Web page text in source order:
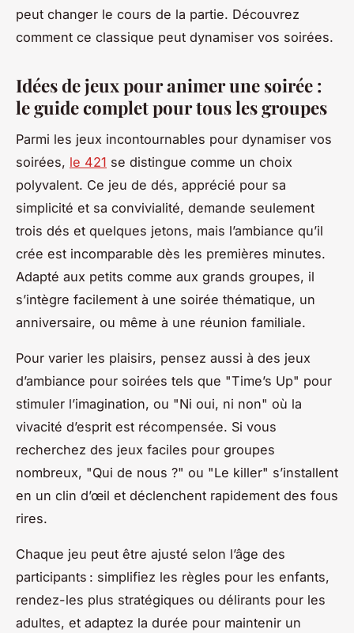
peut changer le cours de la partie. Découvrez
comment ce classique peut dynamiser vos soirées.
Idées de jeux pour animer une soirée :
le guide complet pour tous les groupes
Parmi les jeux incontournables pour dynamiser vos
soirées, le 421 se distingue comme un choix
polyvalent. Ce jeu de dés, apprécié pour sa
simplicité et sa convivialité, demande seulement
trois dés et quelques jetons, mais l’ambiance qu’il
crée est incomparable dès les premières minutes.
Adapté aux petits comme aux grands groupes, il
s’intègre facilement à une soirée thématique, un
anniversaire, ou même à une réunion familiale.
Pour varier les plaisirs, pensez aussi à des jeux
d’ambiance pour soirées tels que "Time’s Up" pour
stimuler l’imagination, ou "Ni oui, ni non" où la
vivacité d’esprit est récompensée. Si vous
recherchez des jeux faciles pour groupes
nombreux, "Qui de nous ?" ou "Le killer" s’installent
en un clin d’œil et déclenchent rapidement des fous
rires.
Chaque jeu peut être ajusté selon l’âge des
participants : simplifiez les règles pour les enfants,
rendez-les plus stratégiques ou délirants pour les
adultes, et adaptez la durée pour maintenir un